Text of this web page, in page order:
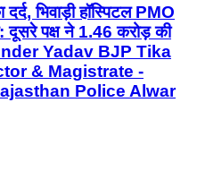
भिवाड़ी हॉस्पिटल PMO
दूसरे पक्ष ने 1.46 करोड़ की
Yadav BJP Tika
& Magistrate -
Police Alwar